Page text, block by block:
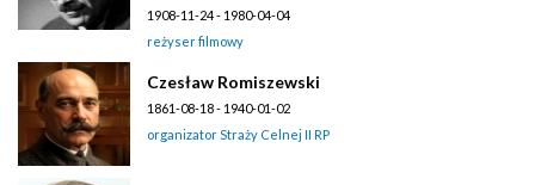
1908-11-24 - 1980-04-04
reżyser filmowy
Czesław Romiszewski
1861-08-18 - 1940-01-02
organizator Straży Celnej II RP